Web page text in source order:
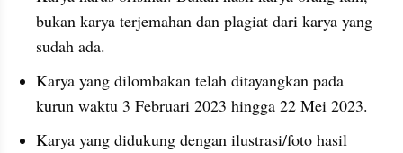
bukan karya terjemahan dan plagiat dari karya yang
sudah ada.
Karya yang dilombakan telah ditayangkan pada
kurun waktu 3 Februari 2023 hingga 22 Mei 2023.
Karya yang didukung dengan ilustrasi/foto hasil